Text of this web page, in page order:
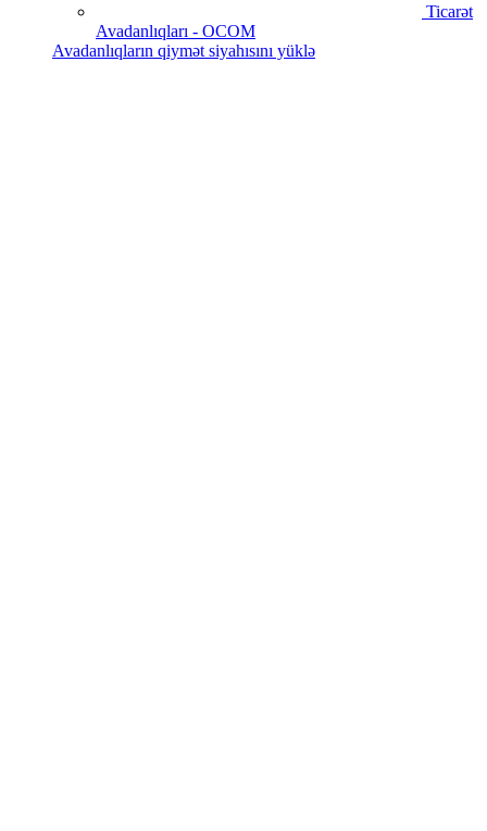
Ticarət
Avadanlıqları - OCOM
Avadanlıqların qiymət siyahısını yüklə